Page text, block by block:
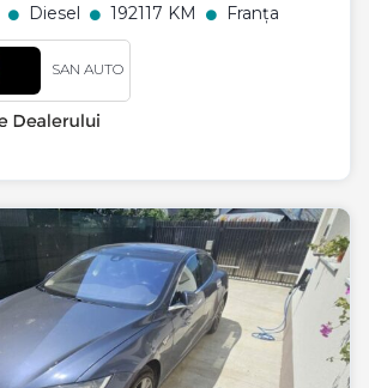
Diesel 192117 KM Franța
SAN AUTO